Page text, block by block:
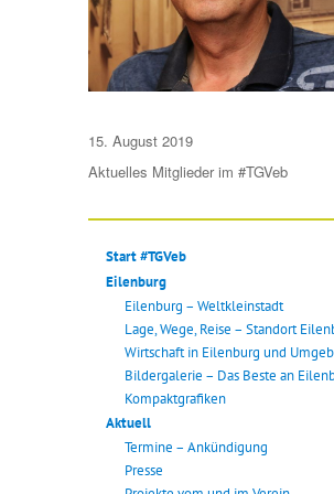
Veröffentlicht
am
15. August 2019
Aktuelles Mitglieder im #TGVeb
Start #TGVeb
Eilenburg
Eilenburg – Weltkleinstadt
Lage, Wege, Reise – Standort
Wirtschaft in Eilenburg und
Bildergalerie – Das Beste an
Kompaktgrafiken
Aktuell
Termine – Ankündigung
Presse